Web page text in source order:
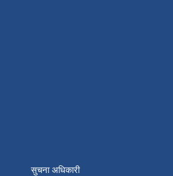
सुचना अधिकारी